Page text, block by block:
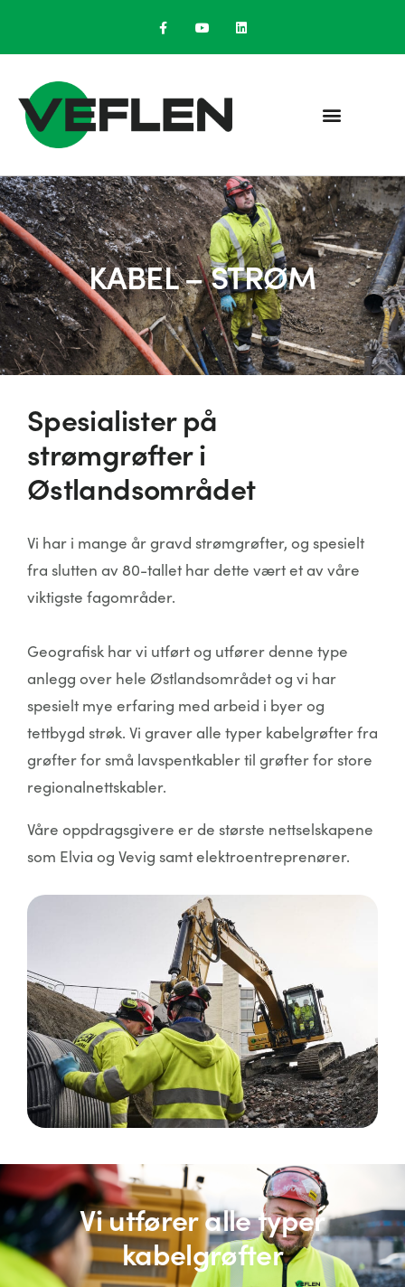
KABEL – STRØM
Spesialister på
strømgrøfter i
Østlandsområdet
Vi har i mange år gravd strømgrøfter, og spesielt
fra slutten av 80-tallet har dette vært et av våre
viktigste fagområder.
Geografisk har vi utført og utfører denne type
anlegg over hele Østlandsområdet og vi har
spesielt mye erfaring med arbeid i byer og
tettbygd strøk. Vi graver alle typer kabelgrøfter fra
grøfter for små lavspentkabler til grøfter for store
regionalnettskabler.
Våre oppdragsgivere er de største nettselskapene
som Elvia og Vevig samt elektroentreprenører.
Vi utfører alle typer
kabelgrøfter